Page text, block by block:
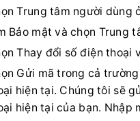
Trung tâm người dùng
Bảo mật và chọn Trung
Thay đổi số điện thoại
Gửi mã trong cả
hiện tại. Chúng tôi sẽ
hiện tại của bạn. Nhập